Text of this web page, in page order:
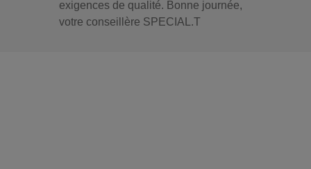
exigences de qualité. Bonne journée,
votre conseillère SPECIAL.T